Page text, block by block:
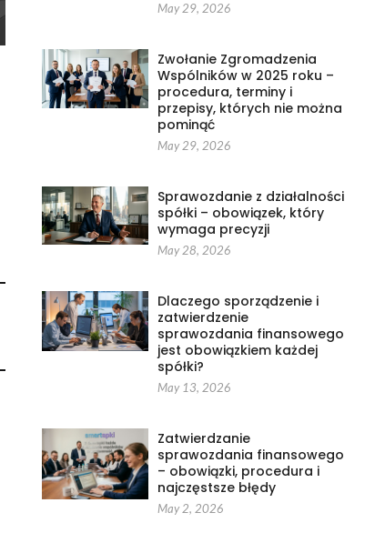
May 29, 2026
Zwołanie Zgromadzenia
Wspólników w 2025 roku –
procedura, terminy i
przepisy, których nie można
pominąć
May 29, 2026
Sprawozdanie z działalności
spółki – obowiązek, który
wymaga precyzji
May 28, 2026
Dlaczego sporządzenie i
zatwierdzenie
sprawozdania finansowego
jest obowiązkiem każdej
spółki?
May 13, 2026
Zatwierdzanie
sprawozdania finansowego
– obowiązki, procedura i
najczęstsze błędy
May 2, 2026